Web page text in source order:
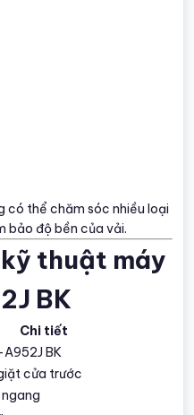
có thể chăm sóc nhiều loại
bảo độ bền của vải.
thuật máy
BK
Chi tiết
BK
cửa trước